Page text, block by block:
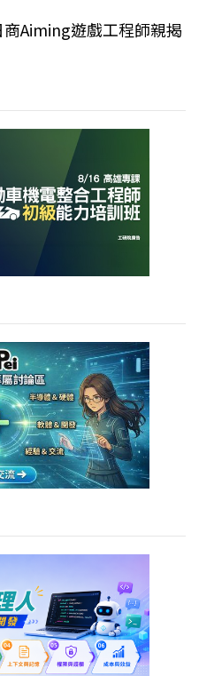
Aiming遊戲工程師親揭